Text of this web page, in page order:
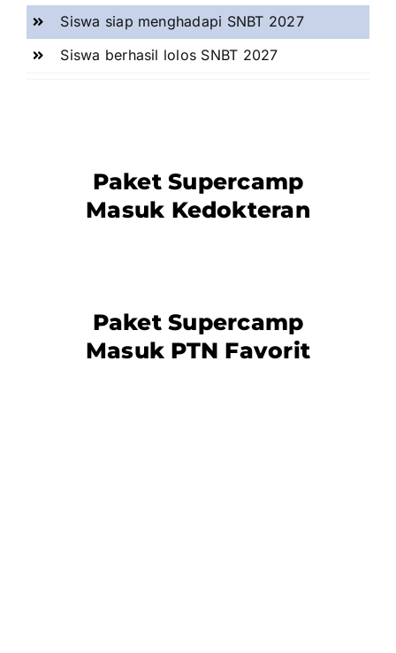
Siswa siap menghadapi SNBT 2027
Siswa berhasil lolos SNBT 2027
Paket Supercamp
Masuk Kedokteran
Paket Supercamp
Masuk PTN Favorit